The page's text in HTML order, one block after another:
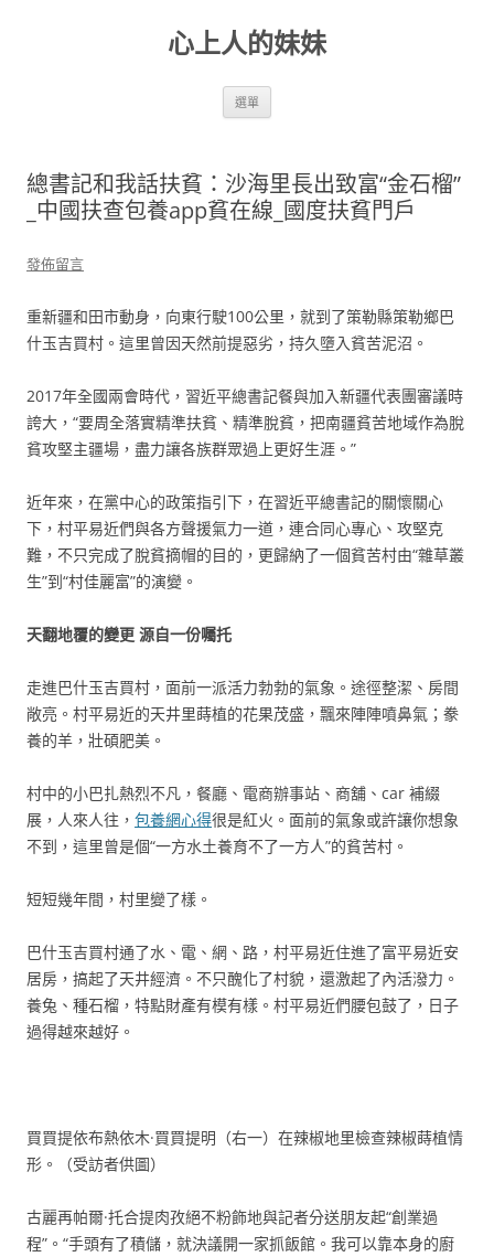
心上人的妹妹
選單
總書記和我話扶貧：沙海里長出致富“金石榴”
_中國扶查包養app貧在線_國度扶貧門戶
發佈留言
重新疆和田市動身，向東行駛100公里，就到了策勒縣策勒鄉巴
什玉吉買村。這里曾因天然前提惡劣，持久墮入貧苦泥沼。
2017年全國兩會時代，習近平總書記餐與加入新疆代表團審議時
誇大，“要周全落實精準扶貧、精準脫貧，把南疆貧苦地域作為脫
貧攻堅主疆場，盡力讓各族群眾過上更好生涯。”
近年來，在黨中心的政策指引下，在習近平總書記的關懷關心
下，村平易近們與各方聲援氣力一道，連合同心專心、攻堅克
難，不只完成了脫貧摘帽的目的，更歸納了一個貧苦村由“雜草叢
生”到“村佳麗富”的演變。
天翻地覆的變更 源自一份囑托
走進巴什玉吉買村，面前一派活力勃勃的氣象。途徑整潔、房間
敞亮。村平易近的天井里蒔植的花果茂盛，飄來陣陣噴鼻氣；豢
養的羊，壯碩肥美。
村中的小巴扎熱烈不凡，餐廳、電商辦事站、商舖、car 補綴
展，人來人往， 包養網心得很是紅火。面前的氣象或許讓你想象
不到，這里曾是個“一方水土養育不了一方人”的貧苦村。
短短幾年間，村里變了樣。
巴什玉吉買村通了水、電、網、路，村平易近住進了富平易近安
居房，搞起了天井經濟。不只醜化了村貌，還激起了內活潑力。
養兔、種石榴，特點財產有模有樣。村平易近們腰包鼓了，日子
過得越來越好。
買買提依布熱依木·買買提明（右一）在辣椒地里檢查辣椒蒔植情
形。（受訪者供圖）
古麗再帕爾·托合提肉孜絕不粉飾地與記者分送朋友起“創業過
程”。“手頭有了積儲，就決議開一家抓飯館。我可以靠本身的廚